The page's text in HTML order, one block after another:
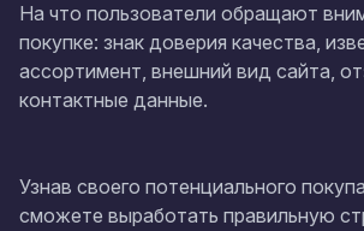
На что пользователи обращают
покупке: знак доверия качества,
ассортимент, внешний вид сайта,
контактные данные.
Узнав своего потенциального
сможете выработать правильную